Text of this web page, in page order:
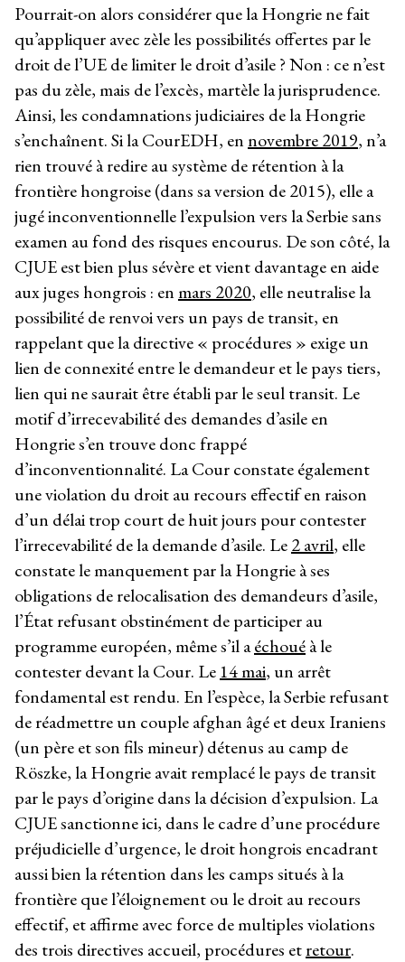
Pourrait-on alors considérer que la Hongrie ne fait
qu’appliquer avec zèle les possibilités offertes par le
droit de l’UE de limiter le droit d’asile ? Non : ce n’est
pas du zèle, mais de l’excès, martèle la jurisprudence.
Ainsi, les condamnations judiciaires de la Hongrie
s’enchaînent. Si la CourEDH, ennovembre 2019, n’a
rien trouvé à redire au système de rétention à la
frontière hongroise (dans sa version de 2015), elle a
jugé inconventionnelle l’expulsion vers la Serbie sans
examen au fond des risques encourus. De son côté, la
CJUE est bien plus sévère et vient davantage en aide
aux juges hongrois : enmars 2020, elle neutralise la
possibilité de renvoi vers un pays de transit, en
rappelant que la directive « procédures » exige un
lien de connexité entre le demandeur et le pays tiers,
lien qui ne saurait être établi par le seul transit. Le
motif d’irrecevabilité des demandes d’asile en
Hongrie s’en trouve donc frappé
d’inconventionnalité. La Cour constate également
une violation du droit au recours effectif en raison
d’un délai trop court de huit jours pour contester
l’irrecevabilité de la demande d’asile. Le2 avril, elle
constate le manquement par la Hongrie à ses
obligations de relocalisation des demandeurs d’asile,
l’État refusant obstinément de participer au
programme européen, même s’il aéchouéà le
contester devant la Cour. Le14 mai, un arrêt
fondamental est rendu. En l’espèce, la Serbie refusant
de réadmettre un couple afghan âgé et deux Iraniens
(un père et son fils mineur) détenus au camp de
Röszke, la Hongrie avait remplacé le pays de transit
par le pays d’origine dans la décision d’expulsion. La
CJUE sanctionne ici, dans le cadre d’une procédure
préjudicielle d’urgence, le droit hongrois encadrant
aussi bien la rétention dans les camps situés à la
frontière que l’éloignement ou le droit au recours
effectif, et affirme avec force de multiples violations
des trois directives accueil, procédures etretour.